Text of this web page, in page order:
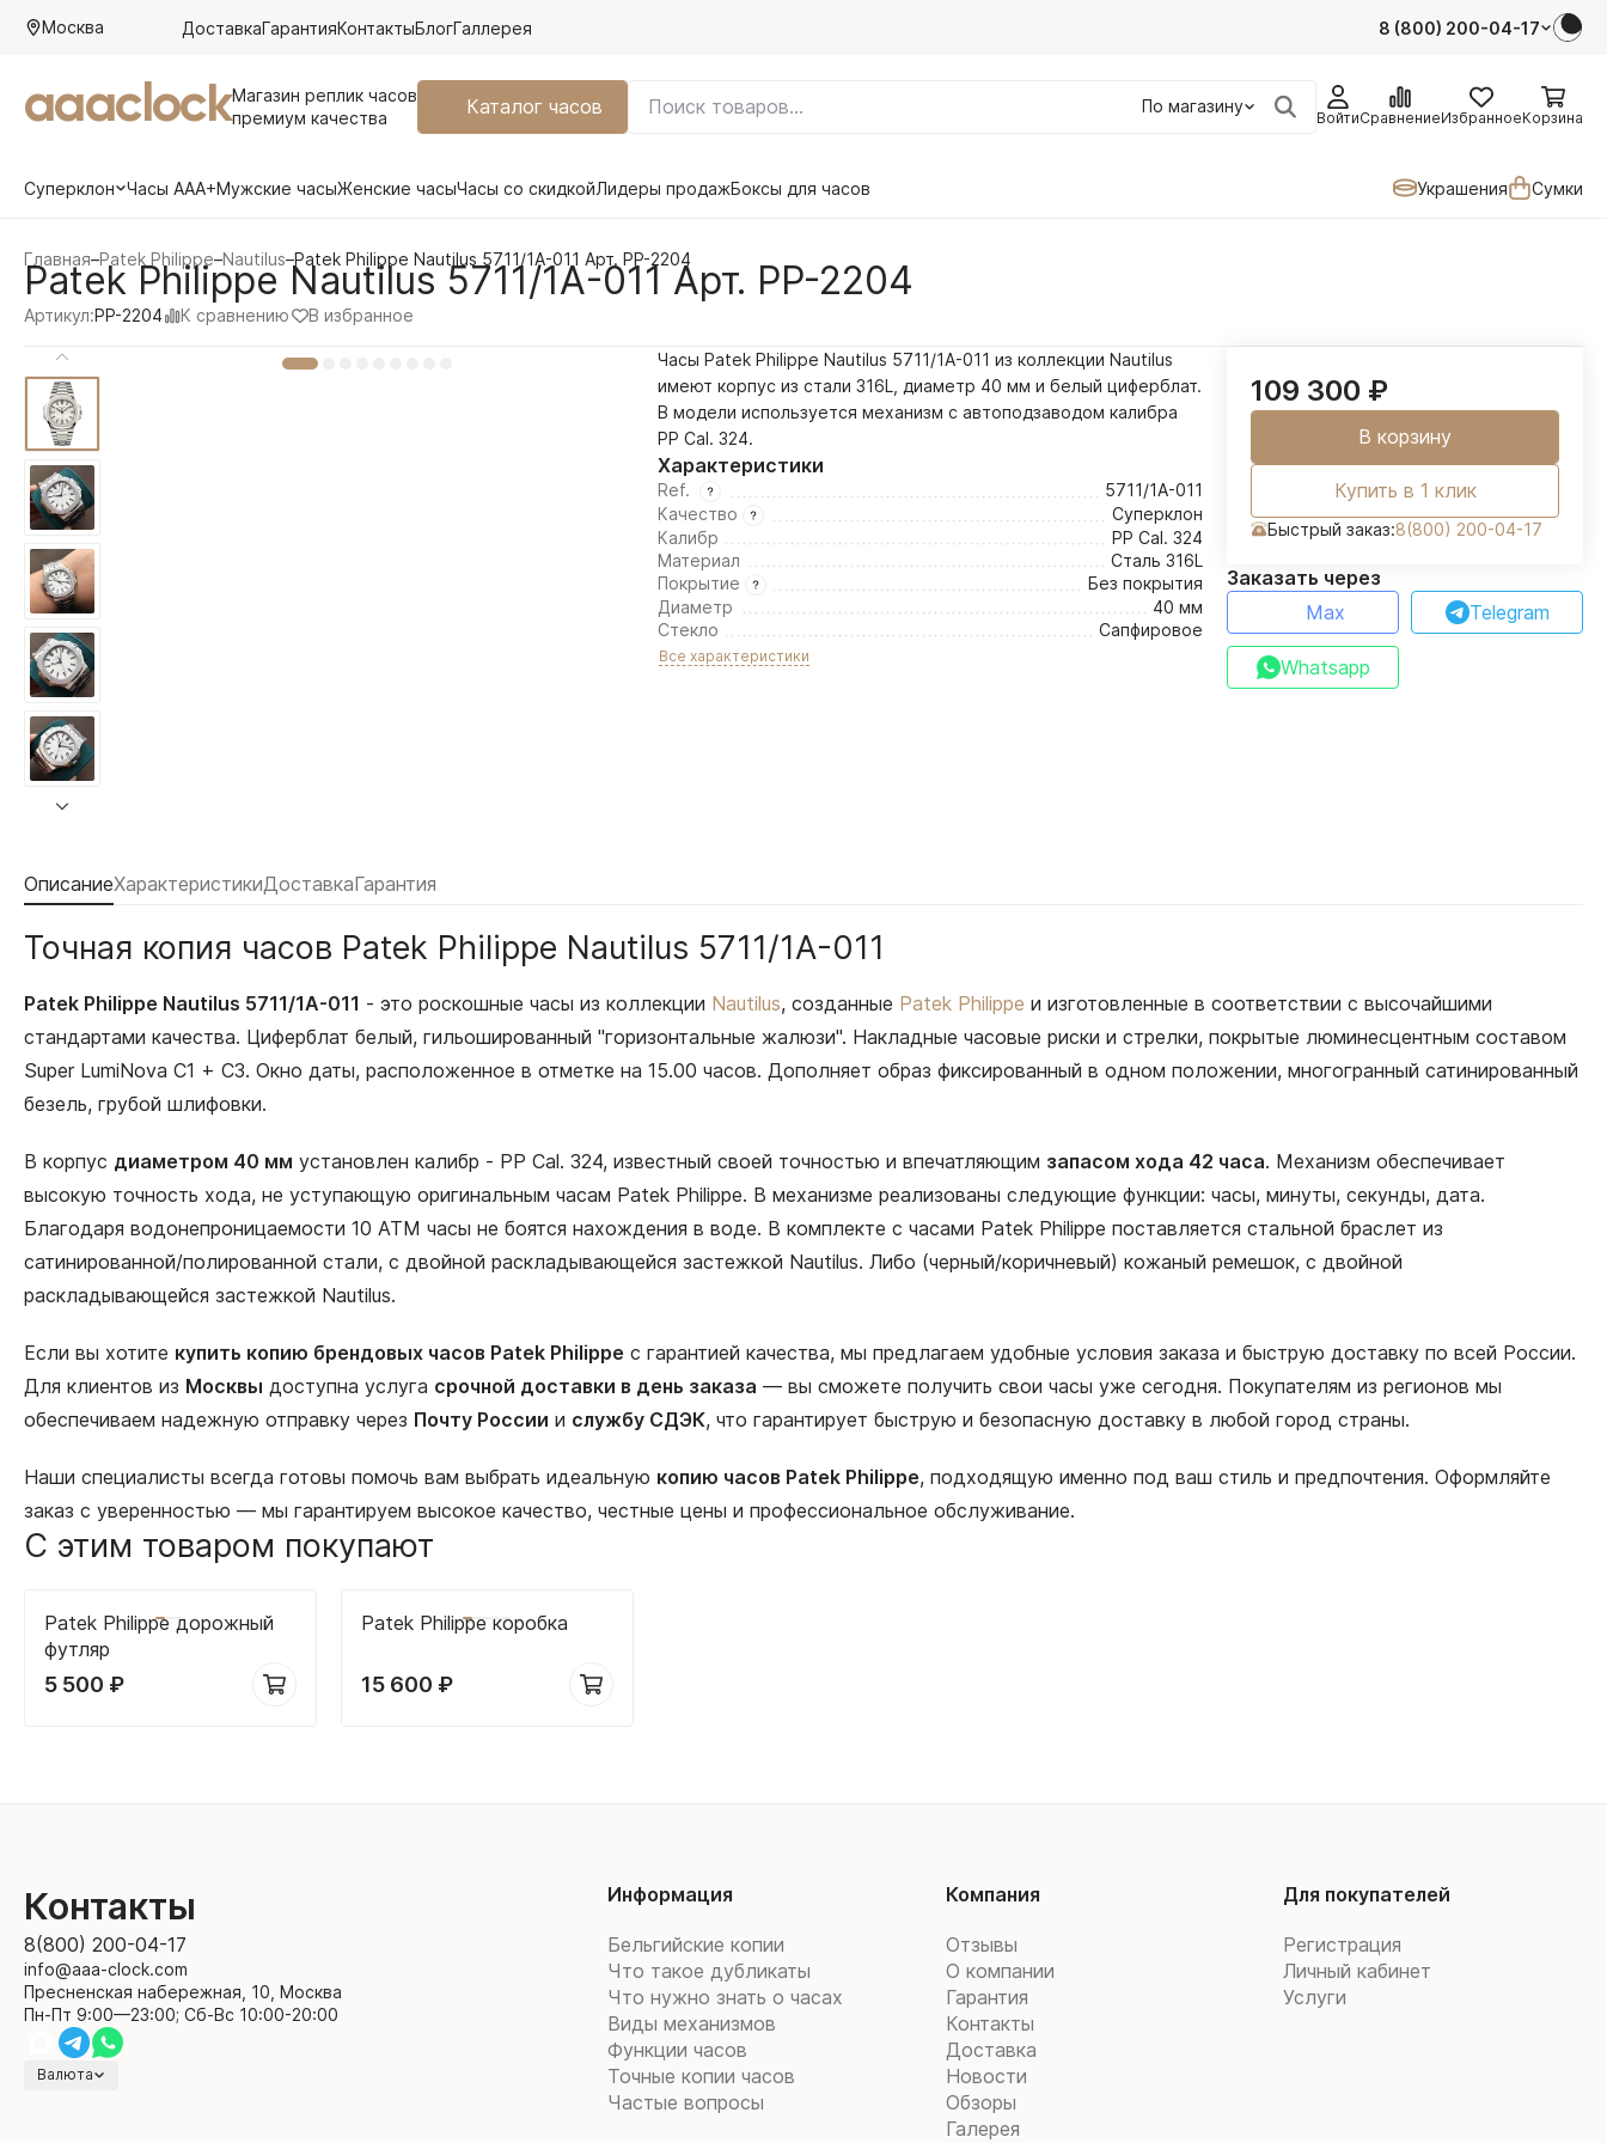
Москва ДоставкаГарантияКонтактыБлогГаллерея 8 (800) 200-04-17
aaaclockМагазин реплик часов
премиум качества
Каталог часов По магазину
ВойтиСравнениеИзбранноеКорзина
Суперклон Часы AAA+Мужские часыЖенские часыЧасы со скидкойЛидеры продажБоксы для часов Украшения Сумки
Главная–Patek Philippe–Nautilus–Patek Philippe Nautilus 5711/1A-011 Арт. PP-2204
Patek Philippe Nautilus 5711/1A-011 Арт. PP-2204
Артикул:PP-2204 К сравнению В избранное
Часы Patek Philippe Nautilus 5711/1A-011 из коллекции Nautilus
имеют корпус из стали 316L, диаметр 40 мм и белый циферблат.
В модели используется механизм с автоподзаводом калибра
PP Cal. 324.
Характеристики
Ref.
5711/1A-011
Качество
Суперклон
Калибр
PP Cal. 324
Материал
Сталь 316L
Покрытие
Без покрытия
Диаметр
40 мм
Стекло
Сапфировое
Все характеристики
109 300 ₽
В корзину
Купить в 1 клик
Быстрый заказ:8(800) 200-04-17
Заказать через
Max
Telegram
Whatsapp
ОписаниеХарактеристикиДоставкаГарантия
Точная копия часов Patek Philippe Nautilus 5711/1A-011
Patek Philippe Nautilus 5711/1A-011 - это роскошные часы из коллекции Nautilus, созданные Patek Philippe и изготовленные в соответствии с высочайшими
стандартами качества. Циферблат белый, гильошированный "горизонтальные жалюзи". Накладные часовые риски и стрелки, покрытые люминесцентным составом
Super LumiNova С1 + С3. Окно даты, расположенное в отметке на 15.00 часов. Дополняет образ фиксированный в одном положении, многогранный сатинированный
безель, грубой шлифовки.
В корпус диаметром 40 мм установлен калибр - PP Cal. 324, известный своей точностью и впечатляющим запасом хода 42 часа. Механизм обеспечивает
высокую точность хода, не уступающую оригинальным часам Patek Philippe. В механизме реализованы следующие функции: часы, минуты, секунды, дата.
Благодаря водонепроницаемости 10 АТМ часы не боятся нахождения в воде. В комплекте с часами Patek Philippe поставляется стальной браслет из
сатинированной/полированной стали, с двойной раскладывающейся застежкой Nautilus. Либо (черный/коричневый) кожаный ремешок, с двойной
раскладывающейся застежкой Nautilus.
Если вы хотите купить копию брендовых часов Patek Philippe с гарантией качества, мы предлагаем удобные условия заказа и быструю доставку по всей России.
Для клиентов из Москвы доступна услуга срочной доставки в день заказа — вы сможете получить свои часы уже сегодня. Покупателям из регионов мы
обеспечиваем надежную отправку через Почту России и службу СДЭК, что гарантирует быструю и безопасную доставку в любой город страны.
Наши специалисты всегда готовы помочь вам выбрать идеальную копию часов Patek Philippe, подходящую именно под ваш стиль и предпочтения. Оформляйте
заказ с уверенностью — мы гарантируем высокое качество, честные цены и профессиональное обслуживание.
С этим товаром покупают
Patek Philippe дорожный
футляр
5 500 ₽
Patek Philippe коробка
15 600 ₽
Контакты
8(800) 200-04-17
info@aaa-clock.com
Пресненская набережная, 10, Москва
Пн-Пт 9:00—23:00; Сб-Вс 10:00-20:00
Валюта
Информация
Бельгийские копии
Что такое дубликаты
Что нужно знать о часах
Виды механизмов
Функции часов
Точные копии часов
Частые вопросы
Компания
Отзывы
О компании
Гарантия
Контакты
Доставка
Новости
Обзоры
Галерея
Для покупателей
Регистрация
Личный кабинет
Услуги